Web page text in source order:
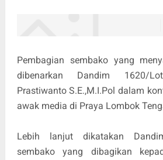
Pembagian sembako yang
dibenarkan Dandim 1620/
Prastiwanto S.E.,M.I.Pol dalam
awak media di Praya Lombok
Lebih lanjut dikatakan
sembako yang dibagikan